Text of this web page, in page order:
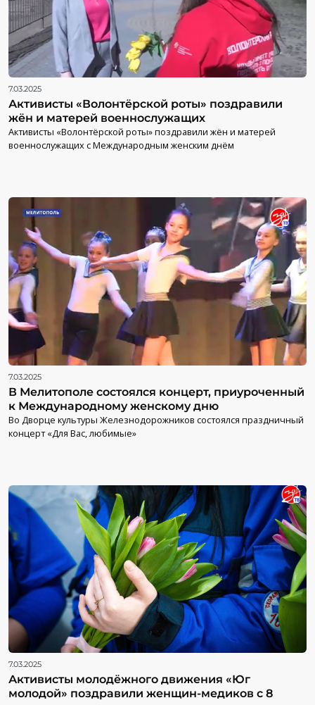
7.03.2025
Активисты «Волонтёрской роты» поздравили
жён и матерей военнослужащих
Активисты «Волонтёрской роты» поздравили жён и матерей
военнослужащих с Международным женским днём
7.03.2025
В Мелитополе состоялся концерт, приуроченный
к Международному женскому дню
Во Дворце культуры Железнодорожников состоялся праздничный
концерт «Для Вас, любимые»
7.03.2025
Активисты молодёжного движения «Юг
молодой» поздравили женщин-медиков с 8